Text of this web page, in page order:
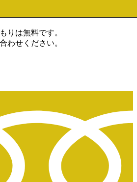
りは無料です。
わせください。